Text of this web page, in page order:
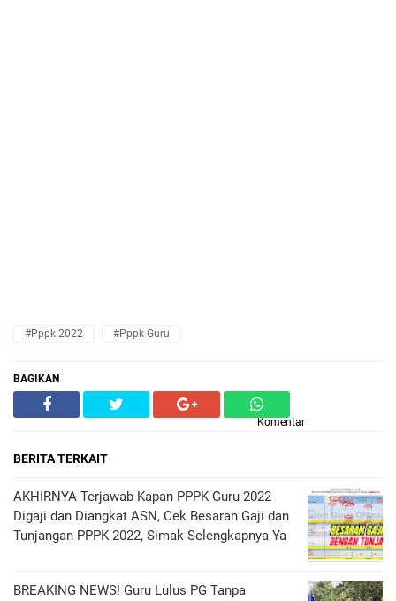
#pppk 2022 #pppk Guru
BAGIKAN
Komentar
BERITA TERKAIT
AKHIRNYA Terjawab Kapan PPPK Guru 2022
Digaji dan Diangkat ASN, Cek Besaran Gaji dan
Tunjangan PPPK 2022, Simak Selengkapnya Ya
BREAKING NEWS! Guru Lulus PG Tanpa